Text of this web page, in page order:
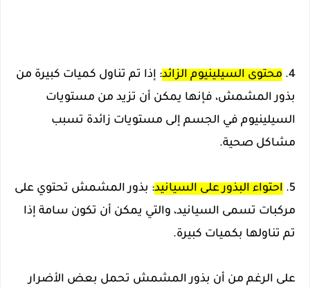
4. محتوى السيلينيوم الزائد: إذا تم تناول كميات كبيرة من
بذور المشمش، فإنها يمكن أن تزيد من مستويات
السيلينيوم في الجسم إلى مستويات زائدة تسبب
مشاكل صحية.
5. احتواء البذور على السيانيد: بذور المشمش تحتوي على
مركبات تسمى السيانيد، والتي يمكن أن تكون سامة إذا
تم تناولها بكميات كبيرة.
على الرغم من أن بذور المشمش تحمل بعض الأضرار